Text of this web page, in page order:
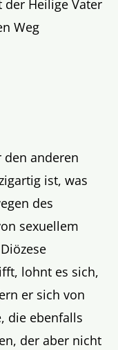
Heilige Vater
Weg
den anderen
ist, was
des
sexuellem
lohnt es sich,
er sich von
die ebenfalls
der aber nicht